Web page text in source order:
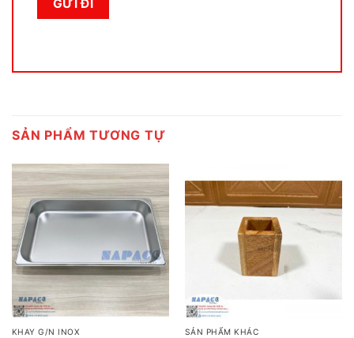
SẢN PHẨM TƯƠNG TỰ
KHAY G/N INOX SẢN PHẨM KHÁC